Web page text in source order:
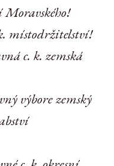
Moravského!
místodržitelství!
c. k. zemská
výbore zemský